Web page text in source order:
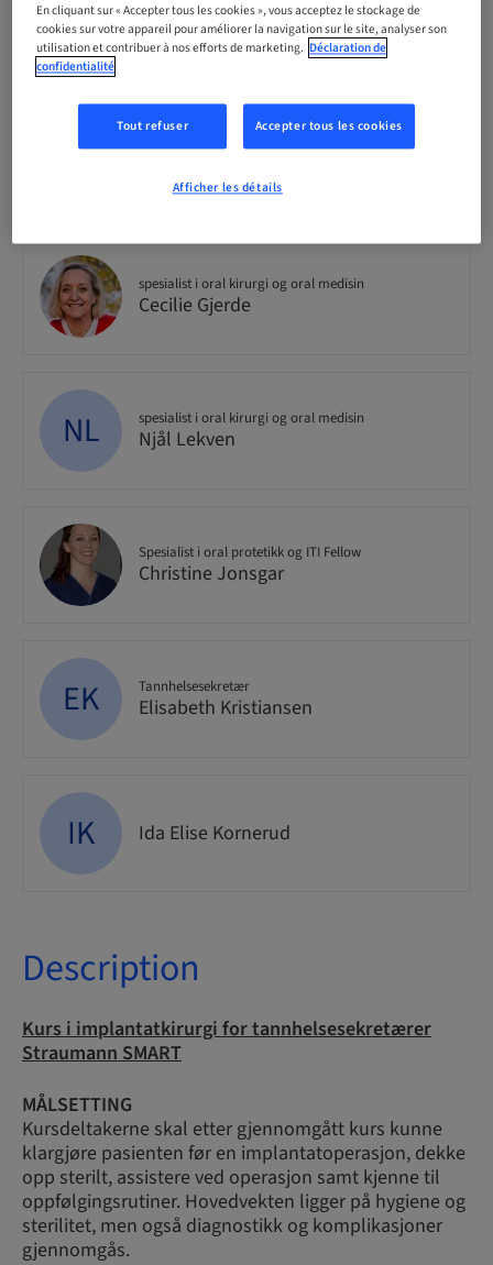
Conférencier(s)
BK spesialist i oral kirurgi og oral medisin
spesialist i oral kirurgi og oral medisin
Cecilie Gjerde
NL spesialist i oral kirurgi og oral medisin
Njål Lekven
Spesialist i oral protetikk og ITI Fellow
Christine Jonsgar
EK Tannhelsesekretær
Elisabeth Kristiansen
IK Ida Elise Kornerud
Description
Kurs i implantatkirurgifor tannhelsesekretærer
Straumann SMART
MÅLSETTING
Kursdeltakerne skal etter gjennomgått kurs kunne
klargjøre pasienten før en implantatoperasjon, dekke
opp sterilt, assistere ved operasjon samt kjenne til
oppfølgingsrutiner. Hovedvekten ligger på hygiene og
sterilitet, men også diagnostikk og komplikasjoner
gjennomgås.
En cliquant sur « Accepter tous les cookies », vous acceptez le stockage de
cookies sur votre appareil pour améliorer la navigation sur le site, analyser son
utilisation et contribuer à nos efforts de marketing. Déclaration de
confidentialité
Tout refuser Accepter tous les cookies
Afficher les détails